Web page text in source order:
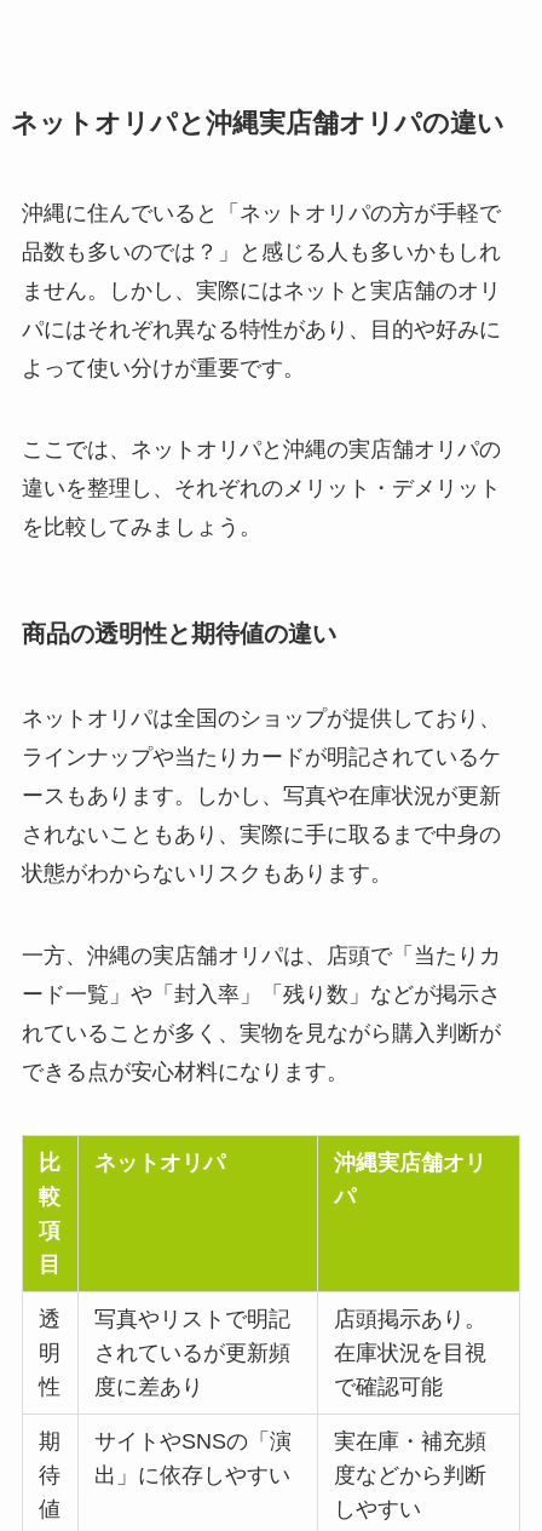
ネットオリパと沖縄実店舗オリパの違い
沖縄に住んでいると「ネットオリパの方が手軽で
品数も多いのでは？」と感じる人も多いかもしれ
ません。しかし、実際にはネットと実店舗のオリ
パにはそれぞれ異なる特性があり、目的や好みに
よって使い分けが重要です。
ここでは、ネットオリパと沖縄の実店舗オリパの
違いを整理し、それぞれのメリット・デメリット
を比較してみましょう。
商品の透明性と期待値の違い
ネットオリパは全国のショップが提供しており、
ラインナップや当たりカードが明記されているケ
ースもあります。しかし、写真や在庫状況が更新
されないこともあり、実際に手に取るまで中身の
状態がわからないリスクもあります。
一方、沖縄の実店舗オリパは、店頭で「当たりカ
ード一覧」や「封入率」「残り数」などが掲示さ
れていることが多く、実物を見ながら購入判断が
できる点が安心材料になります。
比
較
項
目
ネットオリパ
沖縄実店舗オリ
パ
透
明
性
写真やリストで明記
されているが更新頻
度に差あり
店頭掲示あり。
在庫状況を目視
で確認可能
期
待
値
サイトやSNSの「演
出」に依存しやすい
実在庫・補充頻
度などから判断
しやすい